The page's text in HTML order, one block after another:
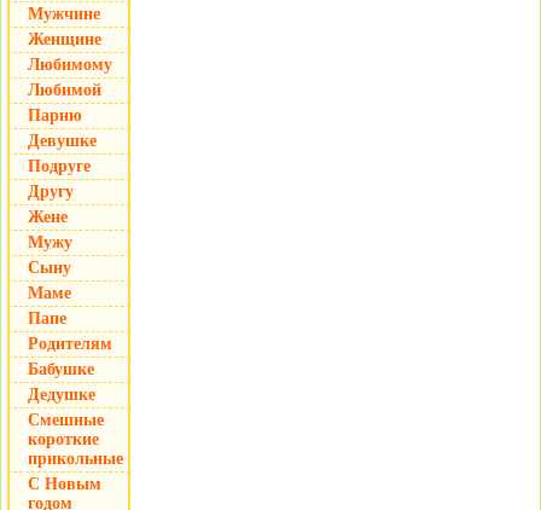
Мужчине
Женщине
Любимому
Любимой
Парню
Девушке
Подруге
Другу
Жене
Мужу
Сыну
Маме
Папе
Родителям
Бабушке
Дедушке
Смешные
короткие
прикольные
С Новым
годом